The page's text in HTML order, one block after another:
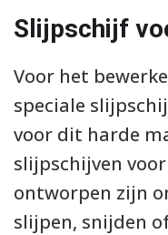
Slijpschijf
Voor het
speciale
voor dit harde
slijpschijven
ontworpen zijn
slijpen, snijden